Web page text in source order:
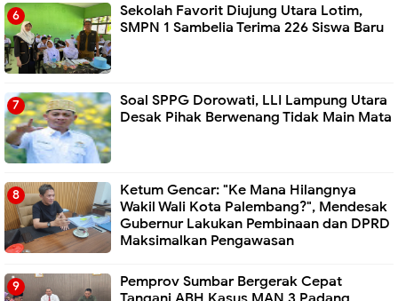
Sekolah Favorit Diujung Utara Lotim,
SMPN 1 Sambelia Terima 226 Siswa Baru ‎
Soal SPPG Dorowati, LLI Lampung Utara
Desak Pihak Berwenang Tidak Main Mata
Ketum Gencar: "Ke Mana Hilangnya
Wakil Wali Kota Palembang?", Mendesak
Gubernur Lakukan Pembinaan dan DPRD
Maksimalkan Pengawasan
Pemprov Sumbar Bergerak Cepat